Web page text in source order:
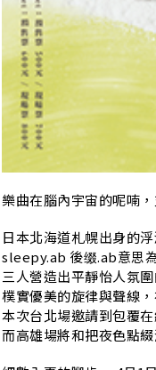
樂曲在腦內宇宙的呢喃
日本北海道札幌出身的
sleepy.ab 後缀.ab意
三人營造出平靜怡人氛
樸實優美的旋律與聲線
本次台北場邀請到包覆
而高雄場將和把夜色點